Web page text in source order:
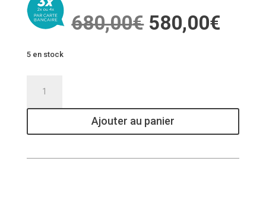
680,00€ Le
prix
580,00€
5 en stock
EXP
OVERDRIVE
Ajouter au panier